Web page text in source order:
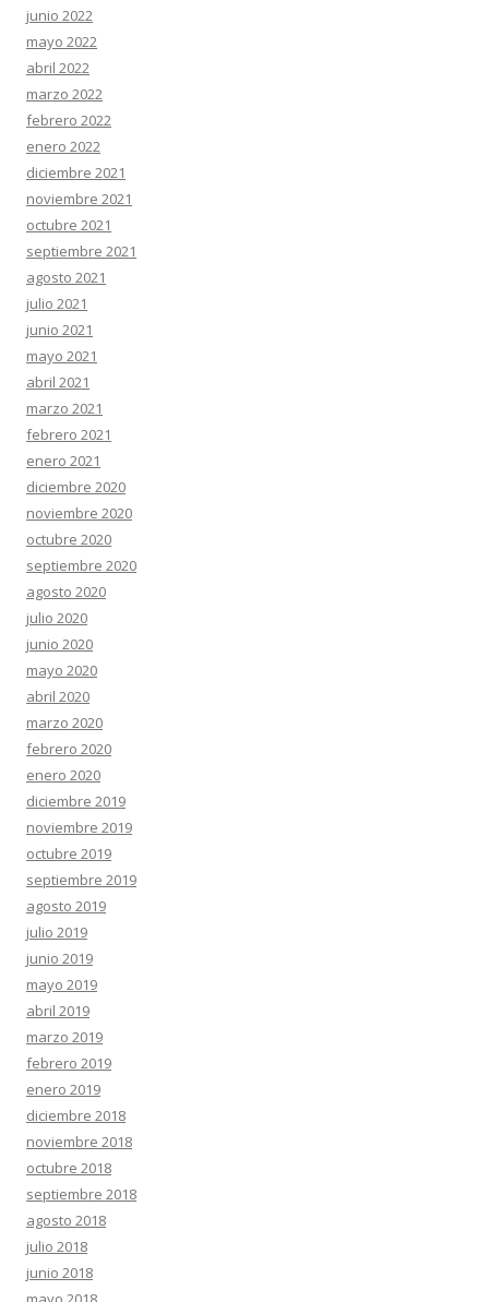
junio 2022
mayo 2022
abril 2022
marzo 2022
febrero 2022
enero 2022
diciembre 2021
noviembre 2021
octubre 2021
septiembre 2021
agosto 2021
julio 2021
junio 2021
mayo 2021
abril 2021
marzo 2021
febrero 2021
enero 2021
diciembre 2020
noviembre 2020
octubre 2020
septiembre 2020
agosto 2020
julio 2020
junio 2020
mayo 2020
abril 2020
marzo 2020
febrero 2020
enero 2020
diciembre 2019
noviembre 2019
octubre 2019
septiembre 2019
agosto 2019
julio 2019
junio 2019
mayo 2019
abril 2019
marzo 2019
febrero 2019
enero 2019
diciembre 2018
noviembre 2018
octubre 2018
septiembre 2018
agosto 2018
julio 2018
junio 2018